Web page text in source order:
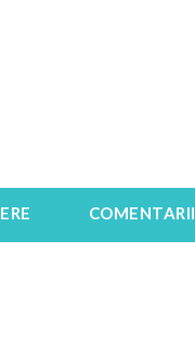
COMENTARII